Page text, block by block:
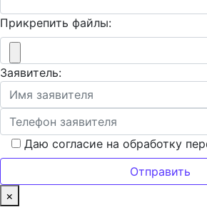
Прикрепить файлы:
Заявитель:
Даю согласие на обработку
×